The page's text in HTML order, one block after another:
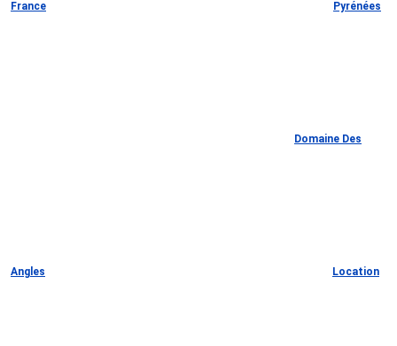
France Pyrénées
Domaine Des
Angles Location